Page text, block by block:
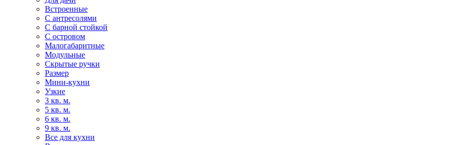
Встроенные
С антресолями
С барной стойкой
С островом
Малогабаритные
Модульные
Скрытые ручки
Размер
Мини-кухни
Узкие
3 кв. м.
5 кв. м.
6 кв. м.
9 кв. м.
Все для кухни